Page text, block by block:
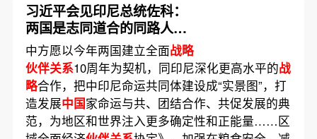
习近平会见印尼总统佐科：
两国是志同道合的同路人、
好伙伴
中方愿以今年两国建立全面战略
伙伴关系10周年为契机，同印尼深化更高水平的战
略合作，把中印尼命运共同体建设成“实景图”，打
造发展中国家命运与共、团结合作、共促发展的典
范，为地区和世界注入更多确定性和正能量……区